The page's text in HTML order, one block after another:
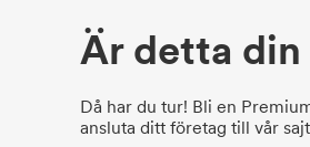
Är detta
Då har du tur! Bli en
ansluta ditt företag till vår